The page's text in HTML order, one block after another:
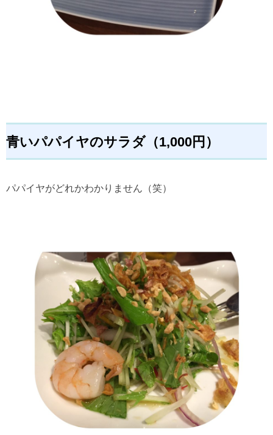
青いパパイヤのサラダ（1,000円）
パパイヤがどれかわかりません（笑）